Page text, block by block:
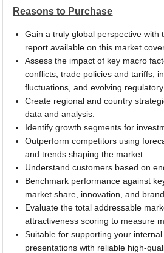
Reasons to Purchase
Gain a truly global perspective with
report available on this market
Assess the impact of key macro
conflicts, trade policies and tariffs,
fluctuations, and evolving
Create regional and country
data and analysis.
Identify growth segments for
Outperform competitors using
and trends shaping the market.
Understand customers based on
Benchmark performance against
market share, innovation, and
Evaluate the total addressable
attractiveness scoring to measure
Suitable for supporting your
presentations with reliable high-